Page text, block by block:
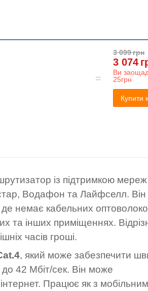
3 099грн
3 074
Ви
25грн
Купити
із підтримкою
Водафон та Лайфселл. Він
немає кабельних
та інших приміщеннях.
часів гроші.
, який може забезпечити
42 Мбіт/сек. Він може
Працює як з